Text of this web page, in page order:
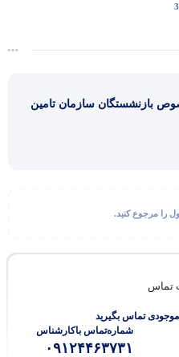
بازنشستگان سازمان تامین
را مرجوع کنید.
تماس بگیرید
شماره‌تماس‌ با‌کارشناس
۰۹۱۲۴۴۶۳۷۳۱